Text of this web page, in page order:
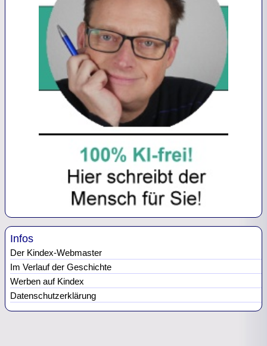
Infos
Der Kindex-Webmaster
Im Verlauf der Geschichte
Werben auf Kindex
Datenschutzerklärung